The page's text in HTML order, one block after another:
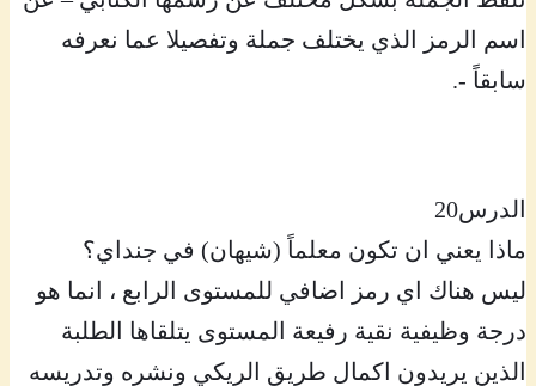
اسم الرمز الذي يختلف جملة وتفصيلا عما نعرفه
سابقاً -.
الدرس20
ماذا يعني ان تكون معلماً (شيهان) في جنداي؟
ليس هناك اي رمز اضافي للمستوى الرابع ، انما هو
درجة وظيفية نقية رفيعة المستوى يتلقاها الطلبة
الذين يريدون اكمال طريق الريكي ونشره وتدريسه